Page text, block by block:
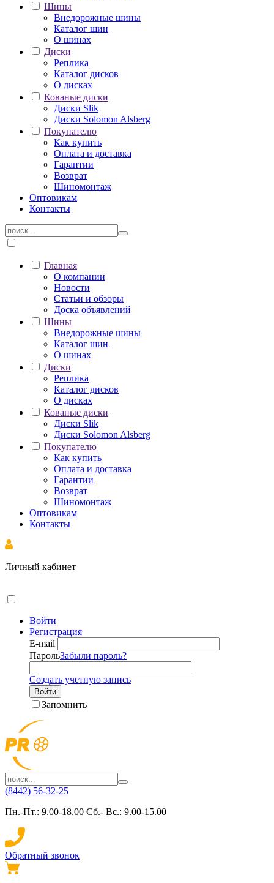
Шины
Внедорожные шины
Каталог шин
О шинах
Диски
Реплика
Каталог дисков
О дисках
Кованые диски
Диски Slik
Диски Solomon Alsberg
Покупателю
Как купить
Оплата и доставка
Гарантии
Возврат
Шиномонтаж
Оптовикам
Контакты
Главная
О компании
Новости
Статьи и обзоры
Доска объявлений
Шины
Внедорожные шины
Каталог шин
О шинах
Диски
Реплика
Каталог дисков
О дисках
Кованые диски
Диски Slik
Диски Solomon Alsberg
Покупателю
Как купить
Оплата и доставка
Гарантии
Возврат
Шиномонтаж
Оптовикам
Контакты
Личный кабинет
Войти
Регистрация
E-mail
ПарольЗабыли пароль?
Создать учетную запись
Войти
Запомнить
(8442) 56-32-25
Пн.-Пт.: 9.00-18.00 Сб.- Вс.: 9.00-15.00
Обратный звонок